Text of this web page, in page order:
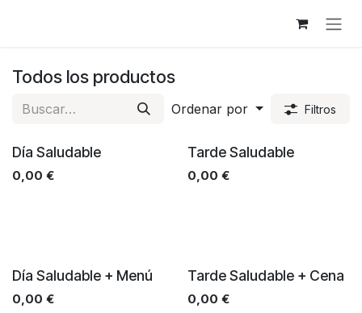
Todos los productos
Ordenar por Filtros
Día Saludable
0,00 €
Tarde Saludable
0,00 €
Día Saludable + Menú
0,00 €
Tarde Saludable + Cena
0,00 €